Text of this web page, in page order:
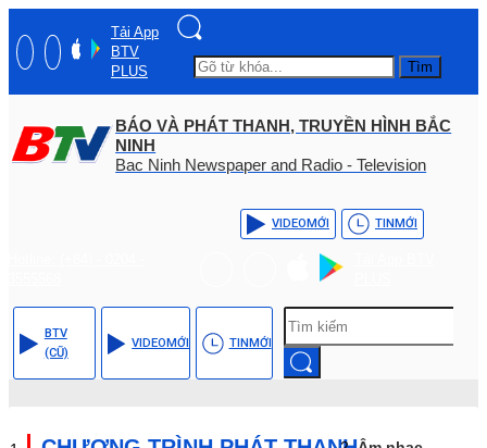
Tải App
BTV
PLUS
Tìm
BÁO VÀ PHÁT THANH, TRUYỀN HÌNH BẮC
NINH
Bac Ninh Newspaper and Radio - Television
VIDEOMỚI TINMỚI
BTV
(CŨ)
VIDEOMỚI TINMỚI